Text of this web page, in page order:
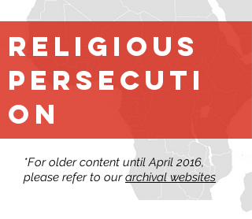
religious
persecuti
on
*For older content until April 2016,
please refer to ourarchival websites